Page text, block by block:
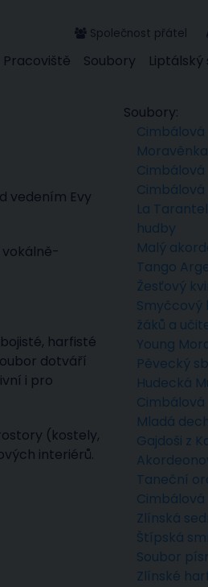
Společnost přátel
Pracoviště Soubory
vedením Evy
harfisté
dotváří
i pro
(kostely,
interiérů.
Soubory:
Cimbálová
Moravěnka
Cimbálová
La
hudby
Malý
Tango
Žesťový
žáků a
Young
Pěvecký
Hudecká
Mladá
Gajdoši z
Taneční
Zlínská
Štípská
Soubor
Zlínské